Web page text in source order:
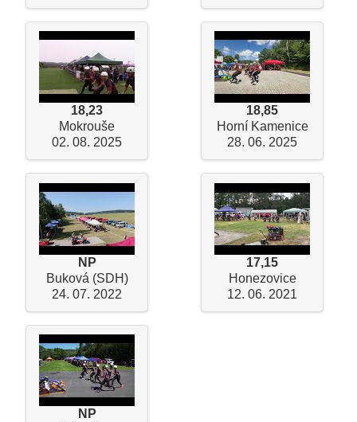
18,23
Mokrouše
02. 08. 2025
18,85
Horní Kamenice
28. 06. 2025
NP
Buková (SDH)
24. 07. 2022
17,15
Honezovice
12. 06. 2021
NP